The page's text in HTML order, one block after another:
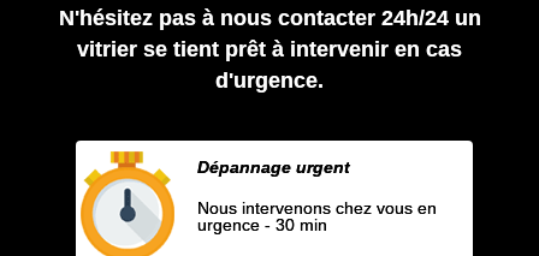
N'hésitez pas à nous contacter 24h/24 un
vitrier se tient prêt à intervenir en cas
d'urgence.
Dépannage urgent
Nous intervenons chez vous en
urgence - 30 min